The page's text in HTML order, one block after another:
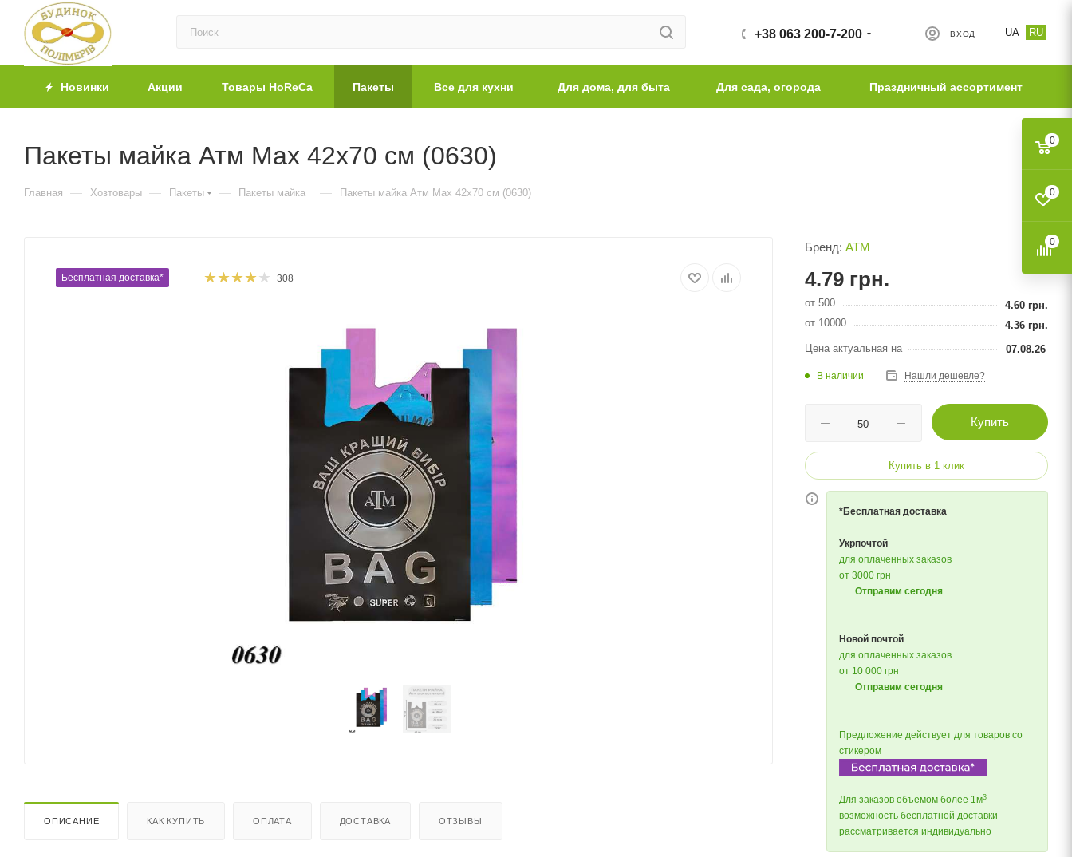
UA RU
ВХОД
+38 063 200-7-200
Новинки Акции Товары HoReCa Пакеты Все для кухни Для дома, для быта Для сада, огорода Праздничный ассортимент
Пакеты майка Атм Max 42х70 см (0630)
Главная — Хозтовары — Пакеты — Пакеты майка — Пакеты майка Атм Max 42х70 см (0630)
Бесплатная доставка* 308
ОПИСАНИЕ КАК КУПИТЬ ОПЛАТА ДОСТАВКА ОТЗЫВЫ
Бренд: АТМ
4.79 грн.
от 500 4.60 грн.
от 10000
4.36 грн.
Цена актуальная на
07.08.26
В наличии Нашли дешевле?
Купить
Купить в 1 клик
*Бесплатная доставка
Укрпочтой
для оплаченных заказов
от 3000 грн
Отправим сегодня
Новой почтой
для оплаченных заказов
от 10 000 грн
Отправим сегодня
Предложение действует для товаров со
стикером
Для заказов объемом более 1м3
возможность бесплатной доставки
рассматривается индивидуально
0
0
0